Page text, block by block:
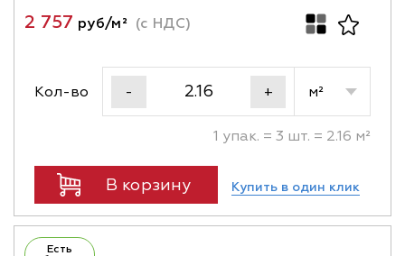
2 757 руб/м² (с НДС)
Кол-во - + м²
1 упак. = 3 шт. = 2.16 м²
В корзину Купить в один клик
Есть